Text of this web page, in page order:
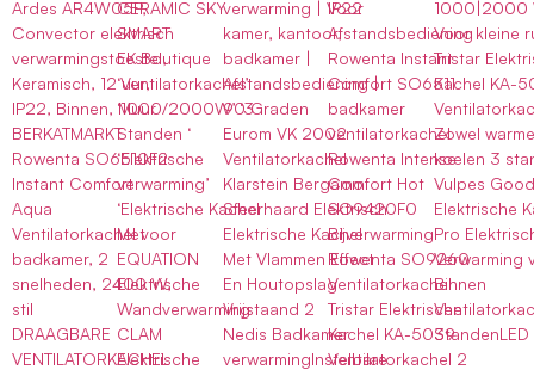
Ardes AR4W05P,
Convector elektrisch
verwarmingstoestel,
Keramisch, 12 uur,
IP22, Binnen, Muur
BERKATMARKT
Rowenta SO6510F2
Instant Comfort
Aqua
Ventilatorkachel voor
badkamer, 2
snelheden, 2400 W,
stil
DRAAGBARE
VENTILATORKACHEL
CERAMIC SKY
SMART
EK Boutique
‘Ventilatorkachel’
‘1000/2000W’ ‘3
Standen ‘
‘Elektrische
verwarming’
‘Elektrische Kachel
Met
EQUATION
Elektrische
Wandverwarming
CLAM
Elektrische
verwarming | Voor
kamer, kantoor,
badkamer |
Afstandsbediening |
90 Graden
Eurom VK 2002
Ventilatorkachel
Klarstein Bergamo
Sfeerhaard Elektrisch
Elektrische Kachel
Met Vlammen Effect
En Houtopslag
Vrijstaand 2
Nedis Badkamer
verwarmingInstelbare
IP22
Afstandsbediening
Rowenta Instant
Comfort SO6511
badkamer
ventilatorkachel
Rowenta Intense
Comfort Hot
SO9420F0
Bijverwarming
Rowenta SO9260
Ventilatorkachel
Tristar Elektrische
Kachel KA-5039
Ventilatorkachel 2
1000|2000
Voor kleine
Tristar
Kachel KA-
Zowel
koelen 3
Vulpes
Elektrische
Pro
Verwarming
Binnen
StandenLED